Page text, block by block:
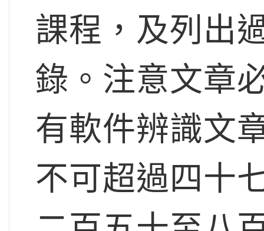
課程，及列出
錄。注意文章
有軟件辨識文
不可超過四十